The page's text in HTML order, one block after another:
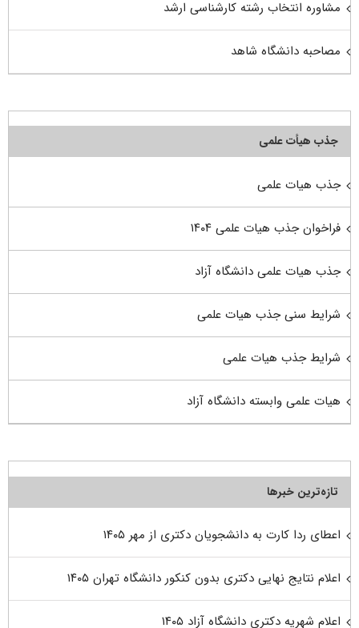
مشاوره انتخاب رشته کارشناسی ارشد
مصاحبه دانشگاه شاهد
جذب هیأت علمی
جذب هیات علمی
فراخوان جذب هیات علمی ۱۴۰۴
جذب هیات علمی دانشگاه آزاد
شرایط سنی جذب هیات علمی
شرایط جذب هیات علمی
هیات علمی وابسته دانشگاه آزاد
تازه‌ترین خبرها
اعطای ردا کارت به دانشجویان دکتری از مهر ۱۴۰۵
اعلام نتایج نهایی دکتری بدون کنکور دانشگاه تهران ۱۴۰۵
اعلام شهریه دکتری دانشگاه آزاد ۱۴۰۵